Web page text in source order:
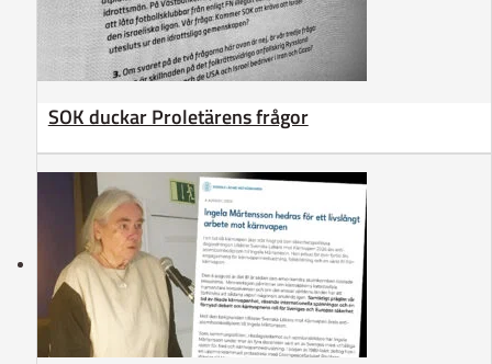
SOK duckar Proletärens frågor